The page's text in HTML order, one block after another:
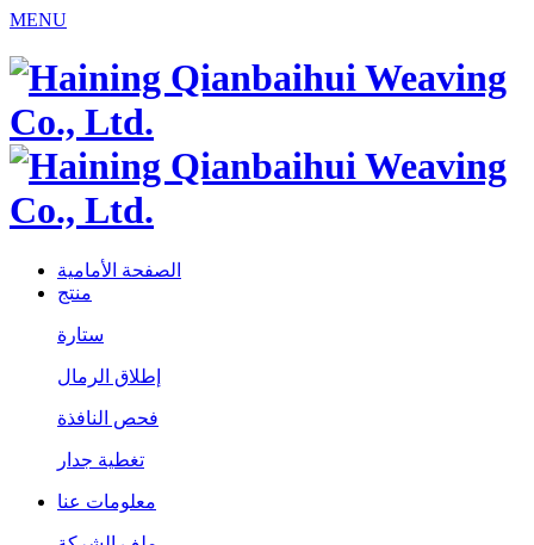
MENU
الصفحة الأمامية
منتج
ستارة
إطلاق الرمال
فحص النافذة
تغطية جدار
معلومات عنا